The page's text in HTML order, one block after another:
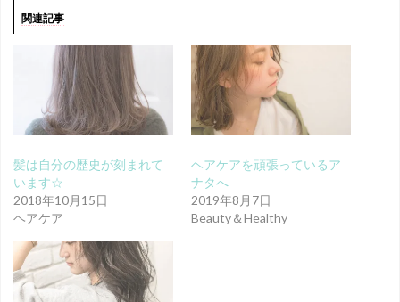
関連記事
髪は自分の歴史が刻まれて
います☆
2018年10月15日
ヘアケア
ヘアケアを頑張っているア
ナタへ
2019年8月7日
Beauty＆Healthy